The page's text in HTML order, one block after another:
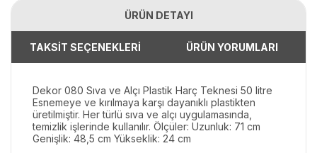
ÜRÜN DETAYI
TAKSİT SEÇENEKLERİ ÜRÜN YORUMLARI
Dekor 080 Sıva ve Alçı Plastik Harç Teknesi 50 litre
Esnemeye ve kırılmaya karşı dayanıklı plastikten
üretilmiştir. Her türlü sıva ve alçı uygulamasında,
temizlik işlerinde kullanılır. Ölçüler: Uzunluk: 71 cm
Genişlik: 48,5 cm Yükseklik: 24 cm